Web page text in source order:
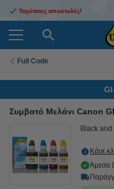
Ταχύτατες αποστολές!
Full Code
Συμβατό Μελάνι Canon
Black
Κάνε
Άμεσα